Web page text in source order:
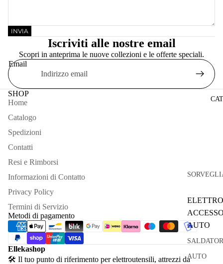
AUTO
AUTO
INVIA
Iscriviti alle nostre email
Scopri in anteprima le nuove collezioni e le offerte speciali.
Email
SHOP
Home
Catalogo
Spedizioni
Contatti
Resi e Rimborsi
Informazioni di Contatto
Privacy Policy
Termini di Servizio
Metodi di pagamento
Ellekashop
🛠 Il tuo punto di riferimento per elettroutensili, attrezzi da